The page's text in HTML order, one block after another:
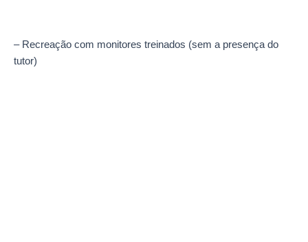
– Recreação com monitores treinados (sem a presença do
tutor)